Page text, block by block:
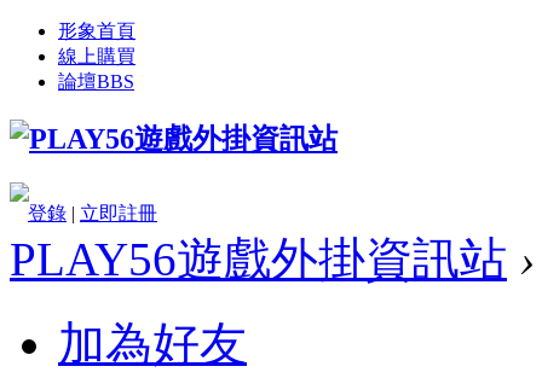
形象首頁
線上購買
論壇BBS
登錄 | 立即註冊
PLAY56遊戲外掛資訊站 ›
加為好友